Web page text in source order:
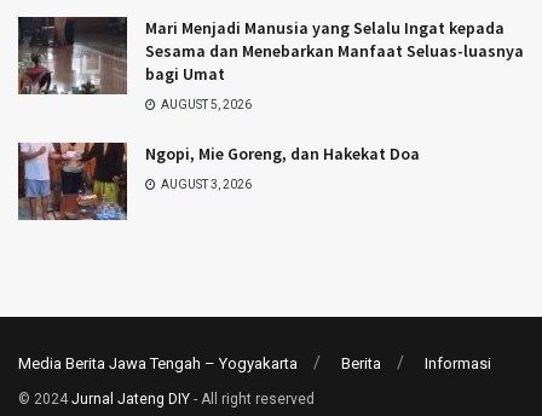
Mari Menjadi Manusia yang Selalu Ingat kepada
Sesama dan Menebarkan Manfaat Seluas-luasnya
bagi Umat
AUGUST 5, 2026
Ngopi, Mie Goreng, dan Hakekat Doa
AUGUST 3, 2026
Media Berita Jawa Tengah – Yogyakarta Berita Informasi
© 2024 Jurnal Jateng DIY - All right reserved